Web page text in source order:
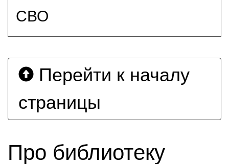
СВО
Перейти к началу
страницы
Про библиотеку